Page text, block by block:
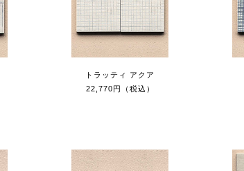
トラッティ アクア
22,770円（税込）